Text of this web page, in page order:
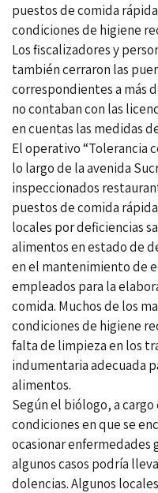
puestos de comida
condiciones de higiene
Los fiscalizadores y
también cerraron las
correspondientes a más
no contaban con las
en cuentas las medidas
El operativo “Tolerancia
lo largo de la avenida
inspeccionados
puestos de comida
locales por deficiencias
alimentos en estado de
en el mantenimiento de
empleados para la
comida. Muchos de los
condiciones de higiene
falta de limpieza en los
indumentaria adecuada
alimentos.
Según el biólogo, a
condiciones en que se
ocasionar
algunos casos podría
dolencias. Algunos